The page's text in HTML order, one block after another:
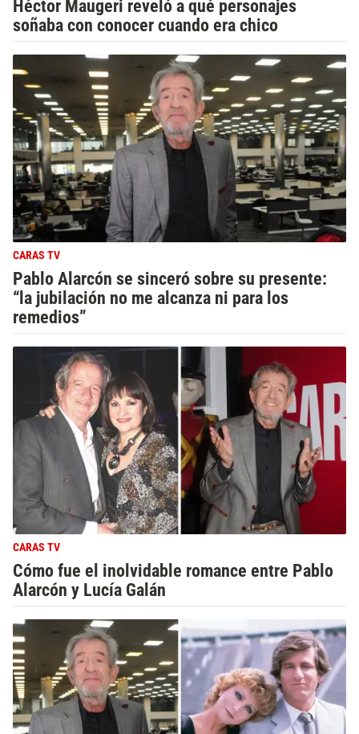
Héctor Maugeri reveló a qué personajes
soñaba con conocer cuando era chico
CARAS TV
Pablo Alarcón se sinceró sobre su presente:
“la jubilación no me alcanza ni para los
remedios”
CARAS TV
Cómo fue el inolvidable romance entre Pablo
Alarcón y Lucía Galán